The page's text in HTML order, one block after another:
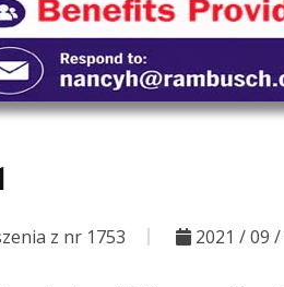
z nr 1753 2021 / 09 /